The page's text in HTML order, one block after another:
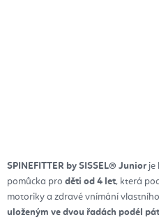
SPINEFITTER by SISSEL® Junior je
pomůcka pro děti od 4 let, která
motoriky a zdravé vnímání
uloženým ve dvou řadách podél